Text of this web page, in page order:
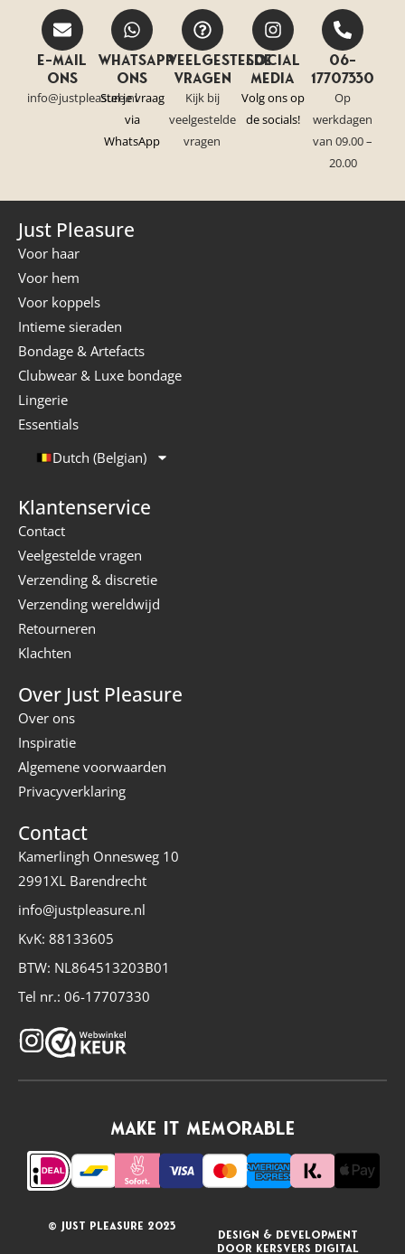
E-mail
ons
info@justpleasure.nl
Whatsapp
ons
Stel je vraag
via
WhatsApp
Veelgestelde
vragen
Kijk bij
veelgestelde
vragen
Social
media
Volg ons op
de socials!
06-
17707330
Op
werkdagen
van 09.00 –
20.00
Just Pleasure
Voor haar
Voor hem
Voor koppels
Intieme sieraden
Bondage & Artefacts
Clubwear & Luxe bondage
Lingerie
Essentials
Dutch (Belgian)
Klantenservice
Contact
Veelgestelde vragen
Verzending & discretie
Verzending wereldwijd
Retourneren
Klachten
Over Just Pleasure
Over ons
Inspiratie
Algemene voorwaarden
Privacyverklaring
Contact
Kamerlingh Onnesweg 10
2991XL Barendrecht
info@justpleasure.nl
KvK: 88133605
BTW: NL864513203B01
Tel nr.: 06-17707330
I
s
a
g
r
Make it memorable
© Just Pleasure 2023
design & development
door Kersvers Digital